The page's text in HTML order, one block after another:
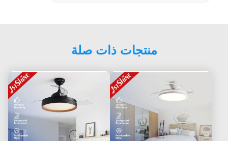
منتجات ذات صلة